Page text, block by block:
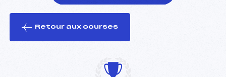
le ski
Retour aux courses